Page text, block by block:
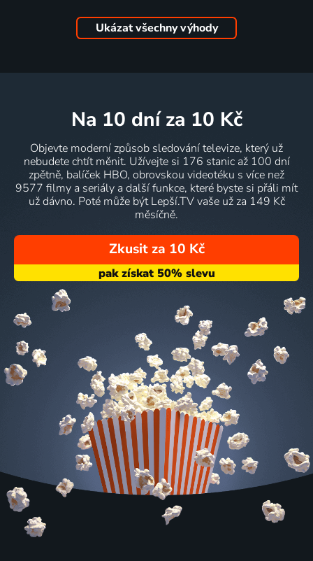
Ukázat všechny výhody
na 10 dní za 10 Kč
Objevte moderní způsob sledování televize, který už
nebudete chtít měnit. Užívejte si 176 stanic až 100 dní
zpětně, balíček HBO, obrovskou videotéku s více než
9577 filmy a seriály a další funkce, které byste si přáli mít
už dávno. Poté může být Lepší.TV vaše už za 149 Kč
měsíčně.
Zkusit za 10 Kč